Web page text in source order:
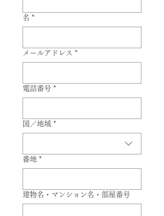
名 *
メールアドレス *
電話番号 *
複数行の住所
国／地域 *
番地 *
建物名・マンション名・部屋番号